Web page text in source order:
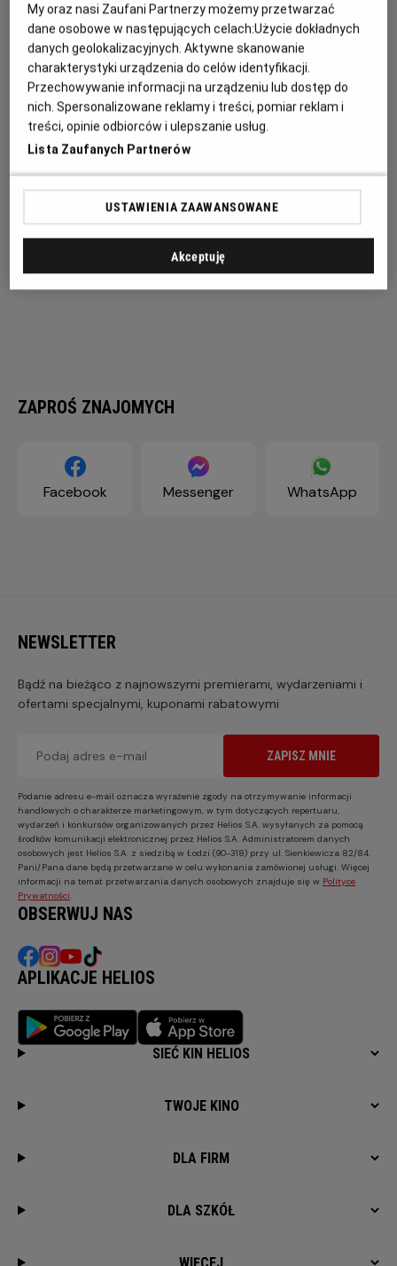
перетворюється на хаос, коли мінувальна операція
зловмисників загрожує зірвати їхню місію та змушує їх
самих боротись за виживання. Зіткнувшись із гігантськими
акулами-мегами та невтомними екозлочинцями, герої
мусять випередити, перемудрувати та перевершити
безжальних хижаків у гонитві наввипередки з часом.
ZAPROŚ ZNAJOMYCH
Facebook Messenger WhatsApp
NEWSLETTER
Bądź na bieżąco z najnowszymi premierami, wydarzeniami i
ofertami specjalnymi, kuponami rabatowymi
ZAPISZ MNIE
Podanie adresu e-mail oznacza wyrażenie zgody na otrzymywanie informacji
handlowych o charakterze marketingowym, w tym dotyczących repertuaru,
wydarzeń i konkursów organizowanych przez Helios S.A. wysyłanych za pomocą
środków komunikacji elektronicznej przez Helios S.A. Administratorem danych
osobowych jest Helios S.A. z siedzibą w Łodzi (90-318) przy ul. Sienkiewicza 82/84.
Pani/Pana dane będą przetwarzane w celu wykonania zamówionej usługi. Więcej
informacji na temat przetwarzania danych osobowych znajduje się w Polityce
Prywatności
OBSERWUJ NAS
APLIKACJE HELIOS
SIEĆ KIN HELIOS
TWOJE KINO
DLA FIRM
DLA SZKÓŁ
WIĘCEJ
My oraz nasi Zaufani Partnerzy możemy przetwarzać
dane osobowe w następujących celach:Użycie dokładnych
danych geolokalizacyjnych. Aktywne skanowanie
charakterystyki urządzenia do celów identyfikacji.
Przechowywanie informacji na urządzeniu lub dostęp do
nich. Spersonalizowane reklamy i treści, pomiar reklam i
treści, opinie odbiorców i ulepszanie usług.
Lista Zaufanych Partnerów
USTAWIENIA ZAAWANSOWANE
Akceptuję